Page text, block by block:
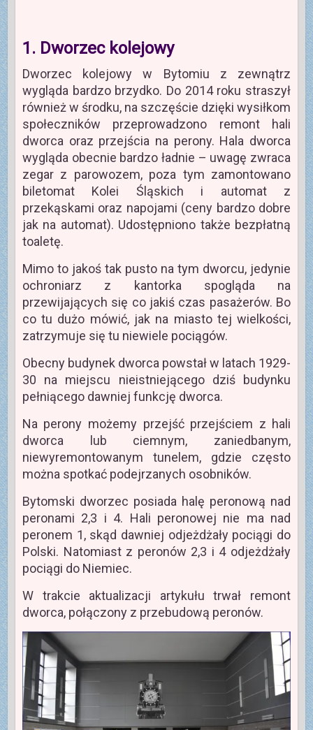
1. Dworzec kolejowy
Dworzec kolejowy w Bytomiu z zewnątrz
wygląda bardzo brzydko. Do 2014 roku straszył
również w środku, na szczęście dzięki wysiłkom
społeczników przeprowadzono remont hali
dworca oraz przejścia na perony. Hala dworca
wygląda obecnie bardzo ładnie – uwagę zwraca
zegar z parowozem, poza tym zamontowano
biletomat Kolei Śląskich i automat z
przekąskami oraz napojami (ceny bardzo dobre
jak na automat). Udostępniono także bezpłatną
toaletę.
Mimo to jakoś tak pusto na tym dworcu, jedynie
ochroniarz z kantorka spogląda na
przewijających się co jakiś czas pasażerów. Bo
co tu dużo mówić, jak na miasto tej wielkości,
zatrzymuje się tu niewiele pociągów.
Obecny budynek dworca powstał w latach 1929-
30 na miejscu nieistniejącego dziś budynku
pełniącego dawniej funkcję dworca.
Na perony możemy przejść przejściem z hali
dworca lub ciemnym, zaniedbanym,
niewyremontowanym tunelem, gdzie często
można spotkać podejrzanych osobników.
Bytomski dworzec posiada halę peronową nad
peronami 2,3 i 4. Hali peronowej nie ma nad
peronem 1, skąd dawniej odjeżdżały pociągi do
Polski. Natomiast z peronów 2,3 i 4 odjeżdżały
pociągi do Niemiec.
W trakcie aktualizacji artykułu trwał remont
dworca, połączony z przebudową peronów.